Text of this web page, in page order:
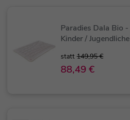
Paradies Dala Bio
Kinder /
statt 149,95 €
88,49 €